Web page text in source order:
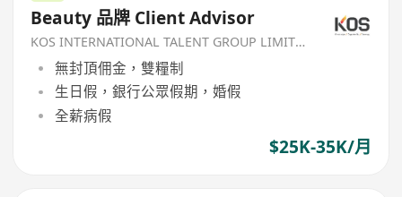
Beauty 品牌 Client Advisor
KOS INTERNATIONAL TALENT GROUP LIMITED
無封頂佣金，雙糧制
生日假，銀行公眾假期，婚假
全薪病假
$25K-35K/月